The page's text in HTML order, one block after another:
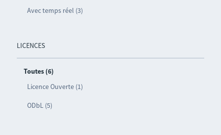
Avec temps réel (3)
LICENCES
Toutes (6)
Licence Ouverte (1)
ODbL (5)